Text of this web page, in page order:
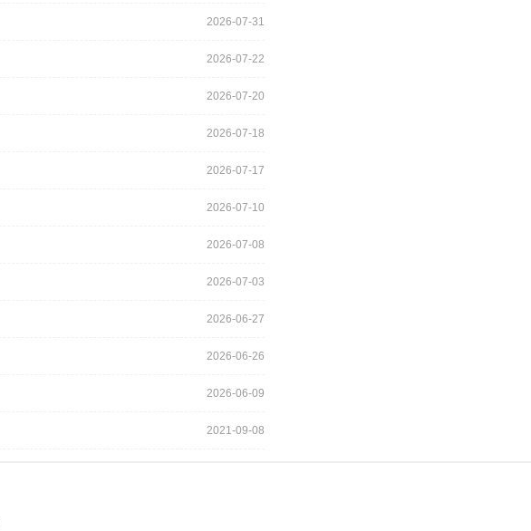
2026-07-31
2026-07-22
2026-07-20
2026-07-18
2026-07-17
2026-07-10
2026-07-08
2026-07-03
2026-06-27
2026-06-26
2026-06-09
2021-09-08